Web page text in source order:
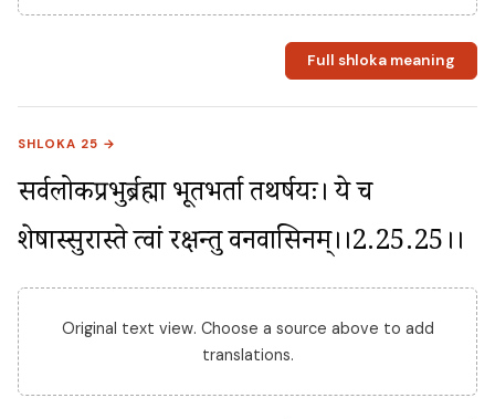
Full shloka meaning
SHLOKA 25 →
सर्वलोकप्रभुर्ब्रह्मा भूतभर्ता तथर्षयः। ये च
शेषास्सुरास्ते त्वां रक्षन्तु वनवासिनम्।।2.25.25।।
Original text view. Choose a source above to add
translations.